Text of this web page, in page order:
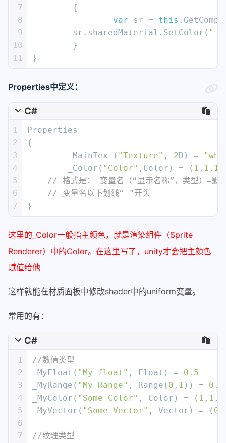
7
8
9
10
11
	{
var sr = this
        sr.sharedMaterial.SetColor(
	}
}
Properties中定义：
C#
1
2
3
4
5
6
7
Properties
{
	_MainTex (
"Texture" , 2D) =
	_Color(
"Color" ,Color) = ( 1 , 1 , 1
// 格式是： 变量名（“显示名称”，类型）=默
// 变量名以下划线“_"开头
}
这里的_Color一般指主颜色，就是渲染组件（Sprite
Renderer）中的Color。在这里写了，unity才会把主颜色
赋值给他
这样就能在材质面板中修改shader中的uniform变量。
常用的有：
C#
1
2
3
4
5
6
7
//数值类型
_MyFloat( "My float" , Float) = 0.5
_MyRange( "My Range" , Range( 0 , 1 )) = 0.5
_MyColor( "Some Color" , Color) = ( 1 , 1 ,
_MyVector( "Some Vector" , Vector) = ( 0
//纹理类型